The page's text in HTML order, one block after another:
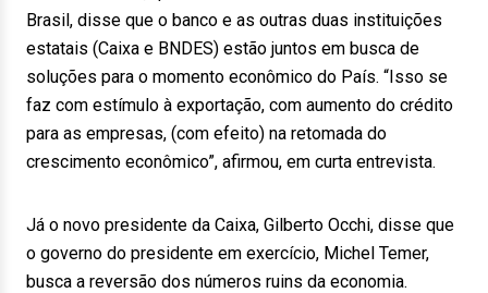
Brasil, disse que o banco e as outras duas instituições
estatais (Caixa e BNDES) estão juntos em busca de
soluções para o momento econômico do País. “Isso se
faz com estímulo à exportação, com aumento do crédito
para as empresas, (com efeito) na retomada do
crescimento econômico”, afirmou, em curta entrevista.
Já o novo presidente da Caixa, Gilberto Occhi, disse que
o governo do presidente em exercício, Michel Temer,
busca a reversão dos números ruins da economia.